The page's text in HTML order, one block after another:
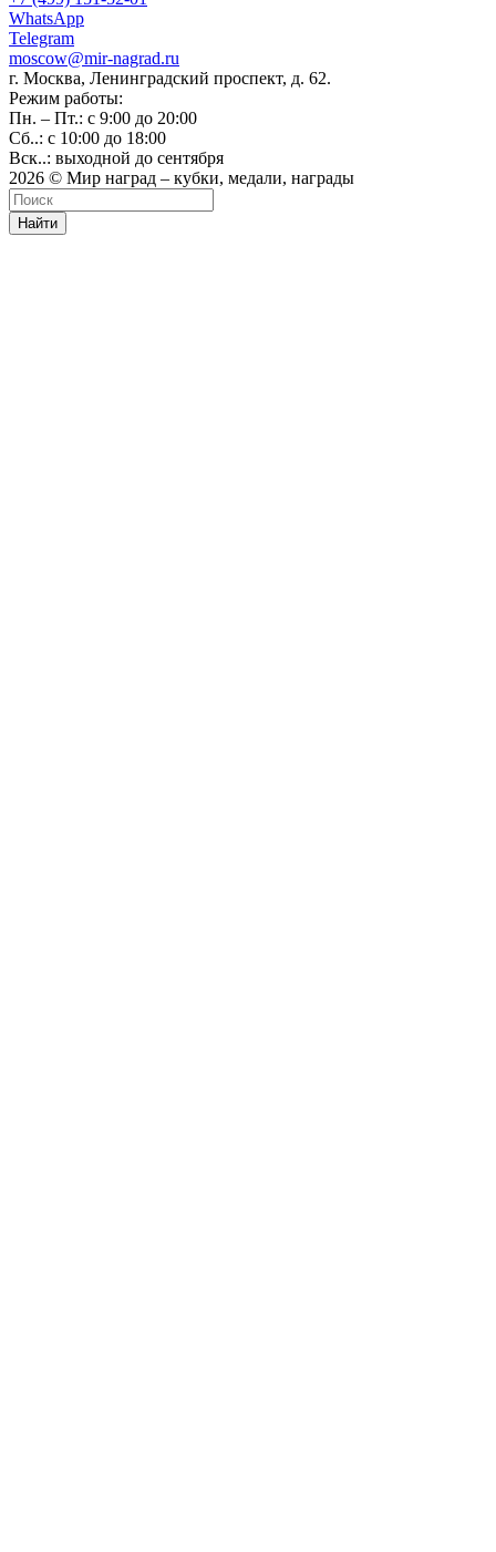
WhatsApp
Telegram
moscow@mir-nagrad.ru
г. Москва, Ленинградский проспект, д. 62.
Режим работы:
Пн. – Пт.: с 9:00 до 20:00
Сб..: с 10:00 до 18:00
Вск..: выходной до сентября
2026 © Мир наград – кубки, медали, награды
Найти